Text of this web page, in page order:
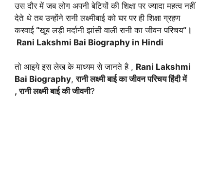
उस दौर में जब लोग अपनी बेटियों की शिक्षा पर ज्यादा महत्व नहीं
देते थे तब उन्होंने रानी लक्ष्मीबाई को घर पर ही शिक्षा ग्रहण
करवाई “खूब लड़ी मर्दानी झांसी वाली रानी का जीवन परिचय“।
Rani Lakshmi Bai Biography in Hindi
तो आइये इस लेख के माध्यम से जानते है , Rani Lakshmi
Bai Biography,रानी लक्ष्मी बाई का जीवन परिचय हिंदी में
, रानी लक्ष्मी बाई की जीवनी?